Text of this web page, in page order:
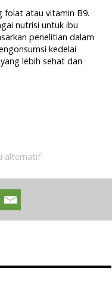
folat atau vitamin B9.
nutrisi untuk ibu
penelitian dalam
kedelai
lebih sehat dan
alternatif